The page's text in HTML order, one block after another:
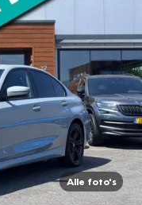
Alle foto's